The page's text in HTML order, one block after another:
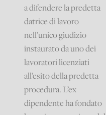
a difendere la predetta
datrice di lavoro
nell’unico giudizio
instaurato da uno dei
lavoratori licenziati
all’esito della predetta
procedura. L’ex
dipendente ha fondato